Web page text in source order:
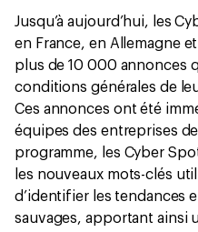
Jusqu’à aujourd’hui, les
en France, en Allemagne
plus de 10 000 annonces
conditions générales de
Ces annonces ont été
équipes des entreprises
programme, les Cyber
les nouveaux mots-clés
d’identifier les tendances
sauvages, apportant ainsi